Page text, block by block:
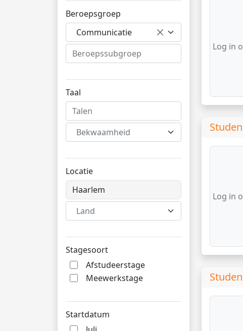
Beroepsgroep
Communicatie
Taal
Bekwaamheid
Locatie
Land
Stagesoort
Afstudeerstage
Meewerkstage
Startdatum
Log in
Log in